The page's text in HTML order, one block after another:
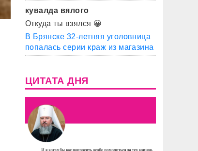
кувалда вялого
Откуда ты взялся 😀
В Брянске 32-летняя уголовница
попалась серии краж из магазина
ЦИТАТА ДНЯ